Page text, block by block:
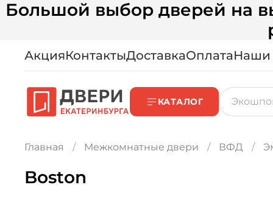
Большой выбор дверей на
АкцияКонтактыДоставкаОплатаНаши
КАТАЛОГ
Главная Межкомнатные двери ВФД
Boston